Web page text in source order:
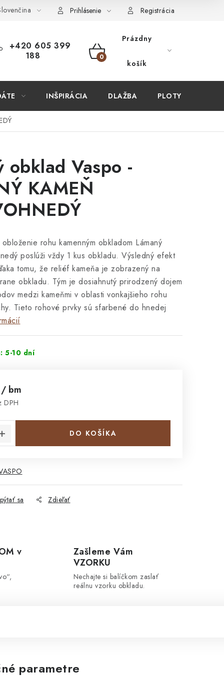
U NÁS? VIRTUÁLNA PREHLIADKA Obchodné
Prihlásenie Registrácia
+420 605 399
188
NÁKUPNÝ
Prázdny
košík
INŠPIRÁCIA DLAŽBA PLOTY
obklad Vaspo -
KAMEŇ
rohu kamenným obkladom Lámaný
poslúži vždy 1 kus obkladu. Výsledný efekt
tomu, že reliéf kameňa je zobrazený na
obkladu. Tým je dosiahnutý prirodzený dojem
medzi kameňmi v oblasti vonkajšieho rohu
Tieto rohové prvky sú sfarbené do hnedej
5-10 dní
/ bm
DPH
DO KOŠÍKA
sa Zdieľať
v
Zašleme Vám
VZORKU
Nechajte si balíčkom zaslať
reálnu vzorku obkladu.
parametre